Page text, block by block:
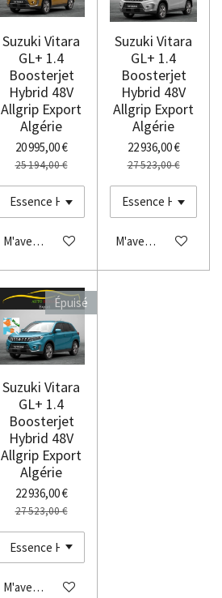
Suzuki Vitara
GL+ 1.4
Boosterjet
Hybrid 48V
Allgrip Export
Algérie
20 995,00 €
25 194,00 €
M'avertir si disponible
Suzuki Vitara
GL+ 1.4
Boosterjet
Hybrid 48V
Allgrip Export
Algérie
22 936,00 €
27 523,00 €
M'avertir si
Épuisé
Suzuki Vitara
GL+ 1.4
Boosterjet
Hybrid 48V
Allgrip Export
Algérie
22 936,00 €
27 523,00 €
M'avertir si disponible